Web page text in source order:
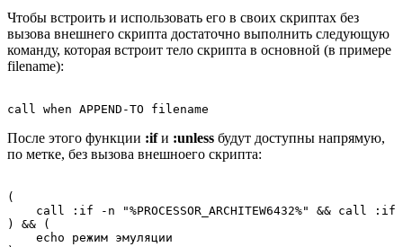
Чтобы встроить и использовать его в своих скриптах без
вызова внешнего скрипта достаточно выполнить следующую
команду, которая встроит тело скрипта в основной (в примере
filename):
После этого функции :ifи :unless будут доступны напрямую,
по метке, без вызова внешноего скрипта:
(
call :if -n "%PROCESSOR_ARCHITEW6432%" && call
) && (
    echo режим эмуляции